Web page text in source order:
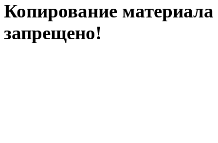
Копирование материала
запрещено!